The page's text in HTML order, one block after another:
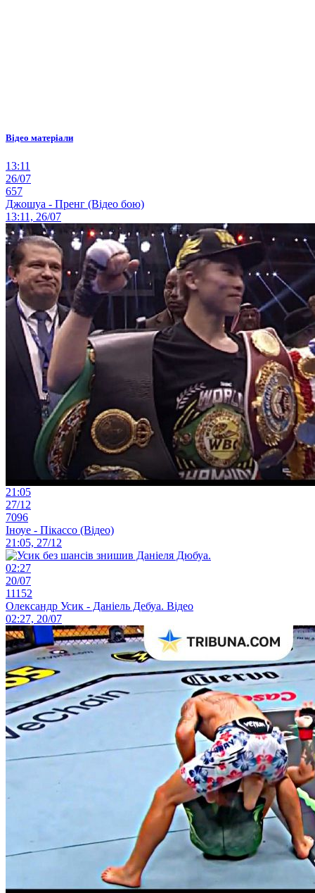
Відео матеріали
13:11
26/07
657
Джошуа - Пренг (Відео бою)
13:11, 26/07
21:05
27/12
7096
Іноуе - Пікассо (Відео)
21:05, 27/12
02:27
20/07
11152
Олександр Усик - Даніель Дебуа. Відео
02:27, 20/07